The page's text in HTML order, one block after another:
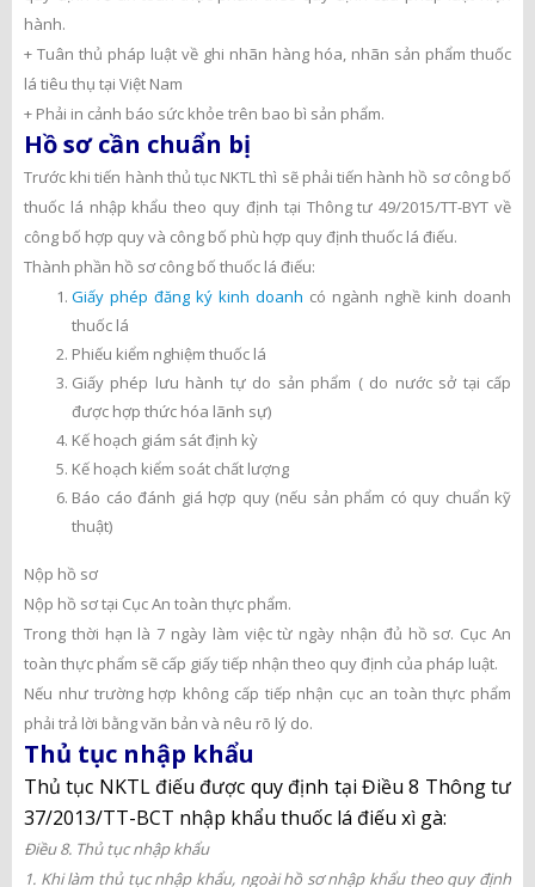
hành.
+ Tuân thủ pháp luật về ghi nhãn hàng hóa, nhãn sản phẩm thuốc
lá tiêu thụ tại Việt Nam
+ Phải in cảnh báo sức khỏe trên bao bì sản phẩm.
Hồ sơ cần chuẩn bị
Trước khi tiến hành thủ tục NKTL thì sẽ phải tiến hành hồ sơ công bố
thuốc lá nhập khẩu theo quy định tại Thông tư 49/2015/TT-BYT về
công bố hợp quy và công bố phù hợp quy định thuốc lá điếu.
Thành phần hồ sơ công bố thuốc lá điếu:
Giấy phép đăng ký kinh doanh có ngành nghề kinh doanh
thuốc lá
Phiếu kiểm nghiệm thuốc lá
Giấy phép lưu hành tự do sản phẩm ( do nước sở tại cấp
được hợp thức hóa lãnh sự)
Kế hoạch giám sát định kỳ
Kế hoạch kiểm soát chất lượng
Báo cáo đánh giá hợp quy (nếu sản phẩm có quy chuẩn kỹ
thuật)
Nộp hồ sơ
Nộp hồ sơ tại Cục An toàn thực phẩm.
Trong thời hạn là 7 ngày làm việc từ ngày nhận đủ hồ sơ. Cục An
toàn thực phẩm sẽ cấp giấy tiếp nhận theo quy định của pháp luật.
Nếu như trường hợp không cấp tiếp nhận cục an toàn thực phẩm
phải trả lời bằng văn bản và nêu rõ lý do.
Thủ tục nhập khẩu
Thủ tục NKTL điếu được quy định tại Điều 8 Thông tư
37/2013/TT-BCT nhập khẩu thuốc lá điếu xì gà:
Điều 8. Thủ tục nhập khẩu
1. Khi làm thủ tục nhập khẩu, ngoài hồ sơ nhập khẩu theo quy định